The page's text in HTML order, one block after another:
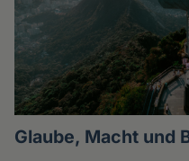
Glaube, Macht und